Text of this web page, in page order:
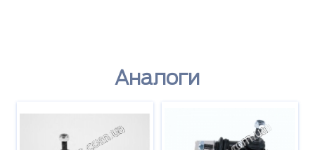
Аналоги